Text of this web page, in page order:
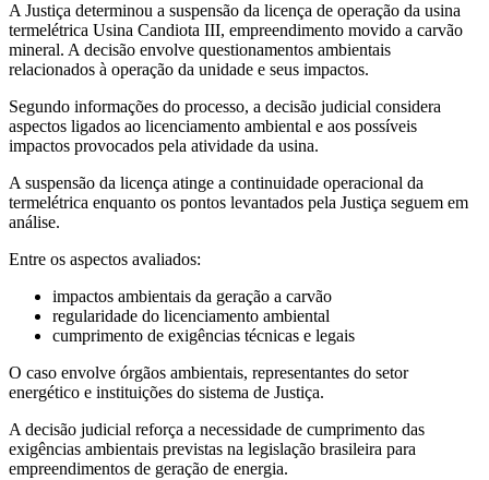
A Justiça determinou a suspensão da licença de operação da usina
termelétrica Usina Candiota III, empreendimento movido a carvão
mineral. A decisão envolve questionamentos ambientais
relacionados à operação da unidade e seus impactos.
Segundo informações do processo, a decisão judicial considera
aspectos ligados ao licenciamento ambiental e aos possíveis
impactos provocados pela atividade da usina.
A suspensão da licença atinge a continuidade operacional da
termelétrica enquanto os pontos levantados pela Justiça seguem em
análise.
Entre os aspectos avaliados:
impactos ambientais da geração a carvão
regularidade do licenciamento ambiental
cumprimento de exigências técnicas e legais
O caso envolve órgãos ambientais, representantes do setor
energético e instituições do sistema de Justiça.
A decisão judicial reforça a necessidade de cumprimento das
exigências ambientais previstas na legislação brasileira para
empreendimentos de geração de energia.